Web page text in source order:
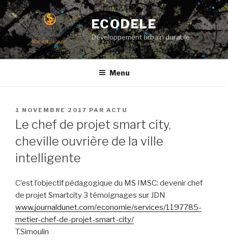
Aller
au
contenu
principal
ECODELE
Développement urbain durable
Menu
PUBLIÉ
LE
1 NOVEMBRE 2017 PAR ACTU
Le chef de projet smart city,
cheville ouvrière de la ville
intelligente
C’est l’objectif pédagogique du MS IMSC: devenir chef
de projet Smartcity 3 témoignages sur JDN
www.journaldunet.com/economie/services/1197785-
metier-chef-de-projet-smart-city/
T.Simoulin